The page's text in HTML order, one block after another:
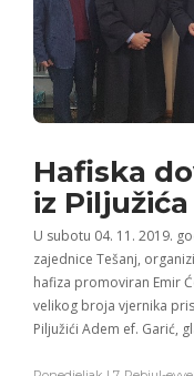
Hafiska
iz Piljužića
U subotu 04. 11. 2019.
zajednice Tešanj,
hafiza promoviran Emir
velikog broja vjernika
Piljužići Adem ef. Garić,